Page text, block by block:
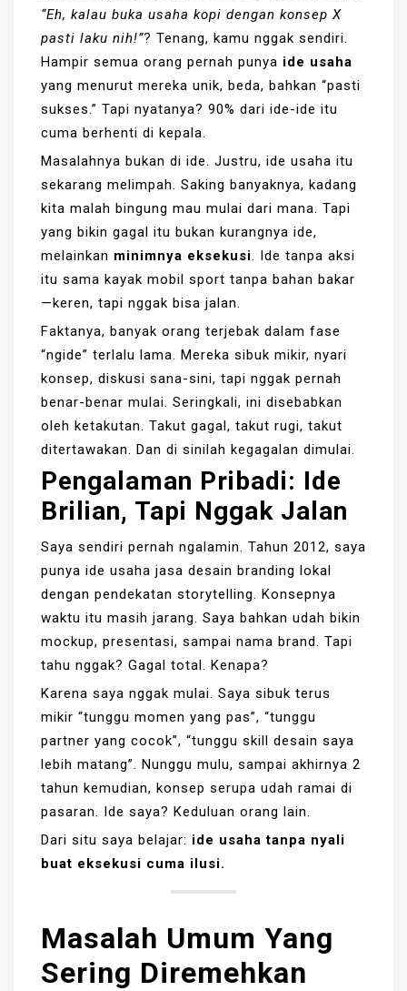
“Eh, kalau buka usaha kopi dengan konsep X
pasti laku nih!”? Tenang, kamu nggak sendiri.
Hampir semua orang pernah punya ide usaha
yang menurut mereka unik, beda, bahkan “pasti
sukses.” Tapi nyatanya? 90% dari ide-ide itu
cuma berhenti di kepala.
Masalahnya bukan di ide. Justru, ide usaha itu
sekarang melimpah. Saking banyaknya, kadang
kita malah bingung mau mulai dari mana. Tapi
yang bikin gagal itu bukan kurangnya ide,
melainkan minimnya eksekusi. Ide tanpa aksi
itu sama kayak mobil sport tanpa bahan bakar
—keren, tapi nggak bisa jalan.
Faktanya, banyak orang terjebak dalam fase
“ngide” terlalu lama. Mereka sibuk mikir, nyari
konsep, diskusi sana-sini, tapi nggak pernah
benar-benar mulai. Seringkali, ini disebabkan
oleh ketakutan. Takut gagal, takut rugi, takut
ditertawakan. Dan di sinilah kegagalan dimulai.
Pengalaman Pribadi: Ide
Brilian, Tapi Nggak Jalan
Saya sendiri pernah ngalamin. Tahun 2012, saya
punya ide usaha jasa desain branding lokal
dengan pendekatan storytelling. Konsepnya
waktu itu masih jarang. Saya bahkan udah bikin
mockup, presentasi, sampai nama brand. Tapi
tahu nggak? Gagal total. Kenapa?
Karena saya nggak mulai. Saya sibuk terus
mikir “tunggu momen yang pas”, “tunggu
partner yang cocok”, “tunggu skill desain saya
lebih matang”. Nunggu mulu, sampai akhirnya 2
tahun kemudian, konsep serupa udah ramai di
pasaran. Ide saya? Keduluan orang lain.
Dari situ saya belajar: ide usaha tanpa nyali
buat eksekusi cuma ilusi.
Masalah Umum Yang
Sering Diremehkan